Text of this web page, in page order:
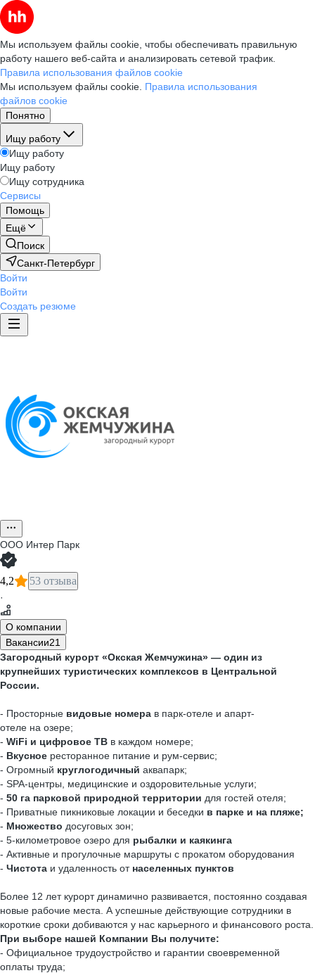
Мы используем файлы cookie, чтобы обеспечивать правильную
работу нашего веб-сайта и анализировать сетевой трафик.
Правила использования файлов cookie
Мы используем файлы cookie. Правила использования
файлов cookie
Понятно
Ищу работу
Ищу работу
Ищу работу
Ищу сотрудника
Сервисы
Помощь
Ещё
Поиск
Санкт-Петербург
Войти
Войти
Создать резюме
ООО Интер Парк
4,2 53 отзыва
·
О компании
Вакансии21
Загородный курорт «Окская Жемчужина» — один из
крупнейших туристических комплексов в Центральной
России.
- Просторные видовые номера в парк-отеле и апарт-
отеле на озере;
- WiFi и цифровое ТВ в каждом номере;
- Вкусное ресторанное питание и рум-сервис;
- Огромный круглогодичный аквапарк;
- SPA-центры, медицинские и оздоровительные услуги;
- 50 га парковой природной территории для гостей отеля;
- Приватные пикниковые локации и беседки в парке и на пляже;
- Множество досуговых зон;
- 5-километровое озеро для рыбалки и каякинга
- Активные и прогулочные маршруты с прокатом оборудования
- Чистота и удаленность от населенных пунктов
Более 12 лет курорт динамично развивается, постоянно создавая
новые рабочие места. А успешные действующие сотрудники в
короткие сроки добиваются у нас карьерного и финансового роста.
При выборе нашей Компании Вы получите:
- Официальное трудоустройство и гарантии своевременной
оплаты труда;